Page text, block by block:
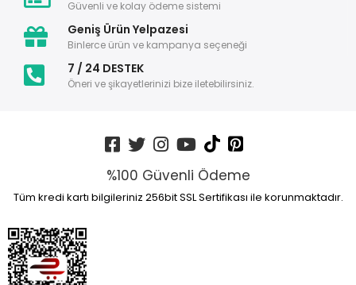
Güvenli ve kolay ödeme sistemi
Geniş Ürün Yelpazesi
Binlerce ürün ve kampanya seçeneği
7 / 24 DESTEK
Öneri ve şikayetlerinizi bize iletebilirsiniz.
%100 Güvenli Ödeme
Tüm kredi kartı bilgileriniz 256bit SSL Sertifikası ile korunmaktadır.